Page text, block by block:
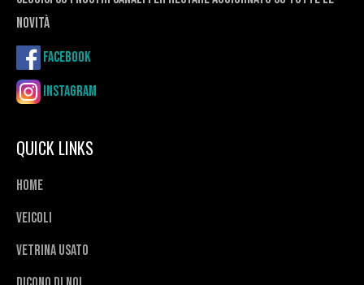
novità
Facebook
Instagram
QUICK LINKS
Home
Veicoli
Vetrina usato